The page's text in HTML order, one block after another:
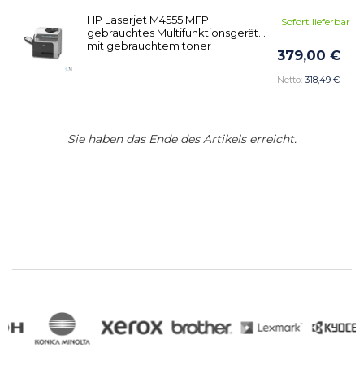
HP Laserjet M4555 MFP
gebrauchtes Multifunktionsgerät
mit gebrauchtem toner
Sofort lieferbar
379,00 €
318,49 €
Sie haben das Ende des Artikels erreicht.